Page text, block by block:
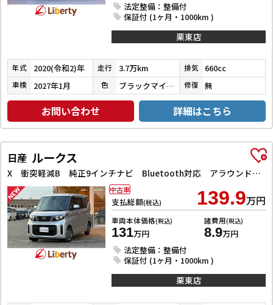
法定整備：整備付
保証付 (1ヶ月・1000km )
栗東店
年式 2020(令和2)年 走行 3.7万km 排気 660cc
車検 2027年1月 色 ブラックマイカメタリック 修復 無
お問い合わせ 詳細はこちら
日産 ルークス
X 衝突軽減B 純正9インチナビ Bluetooth対応 アラウンドビューモニター LEDヘッドライト 左パワースライドドア スマートキー プッシュスタート アイドリングストップ オートエアコン
支払総額(税込) 139.9万円
車両本体価格(税込)
131万円
諸費用(税込)
8.9万円
法定整備：整備付
保証付 (1ヶ月・1000km )
中古車
栗東店